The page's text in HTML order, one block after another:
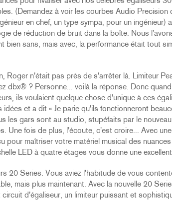
(Demandez à voir les courbes Audio
en chef, un type sympa, pour un ingénieur)
de réduction de bruit dans la boîte. Nous
bien sans, mais avec, la performance était tout
Roger n'était pas près de s'arrêter là. Limiteur
dbx® ? Personne... voilà la réponse. Donc
ils voulaient quelque chose d'unique à ces
idées et a dit « Je parie qu'ils fonctionneront
les gars sont au studio, stupéfaits par le
Une fois de plus, l'écoute, c'est croire... Avec
pour maîtriser votre matériel musical des
LED à quatre étages vous donne une
20 Series. Vous aviez l'habitude de vous
mais plus maintenant. Avec la nouvelle 20
circuit d'égaliseur, un limiteur puissant et